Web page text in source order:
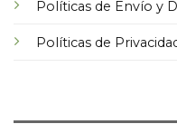
Políticas de Envío y
Políticas de